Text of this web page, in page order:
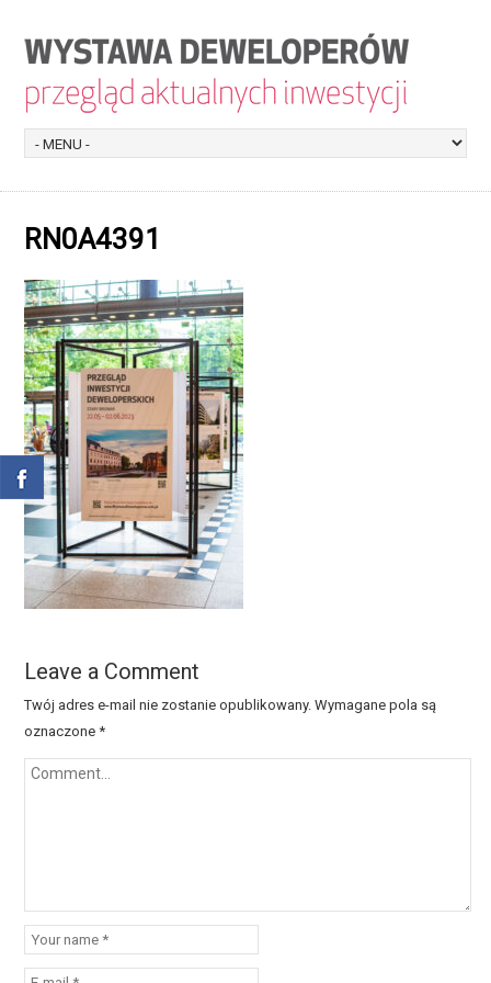
RN0A4391
Leave a Comment
Twój adres e-mail nie zostanie opublikowany. Wymagane pola są
oznaczone*